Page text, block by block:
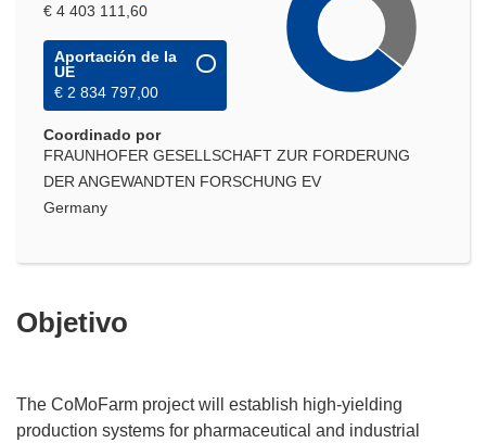
€ 4 403 111,60
Aportación de la
UE
€ 2 834 797,00
Coordinado por
FRAUNHOFER GESELLSCHAFT ZUR FORDERUNG
DER ANGEWANDTEN FORSCHUNG EV
Germany
Objetivo
The CoMoFarm project will establish high-yielding
production systems for pharmaceutical and industrial